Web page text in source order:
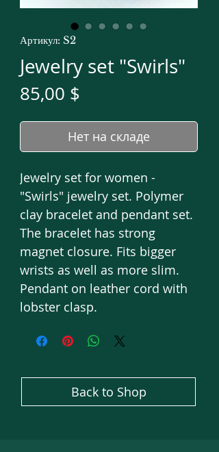
Артикул: S2
Jewelry set "Swirls"
85,00 $
Нет на складе
Jewelry set for women -
"Swirls" jewelry set. Polymer
clay bracelet and pendant set.
The bracelet has strong
magnet closure. Fits bigger
wrists as well as more slim.
Pendant on leather cord with
lobster clasp.
Back to Shop